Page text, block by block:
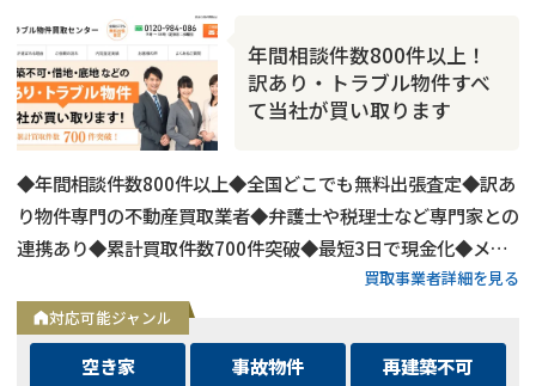
年間相談件数800件以上！
訳あり・トラブル物件すべ
て当社が買い取ります
◆年間相談件数800件以上◆全国どこでも無料出張査定◆訳あ
り物件専門の不動産買取業者◆弁護士や税理士など専門家との
連携あり◆累計買取件数700件突破◆最短3日で現金化◆メー
買取事業者詳細を見る
対応可能ジャンル
空き家 事故物件
再建築不可